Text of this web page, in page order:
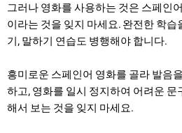
그러나 영화를 사용하는 것은 스페인
이라는 것을 잊지 마세요. 완전한 학습
기, 말하기 연습도 병행해야 합니다.
흥미로운 스페인어 영화를 골라 발음
하고, 영화를 일시 정지하여 어려운 문
해서 보는 것을 잊지 마세요.